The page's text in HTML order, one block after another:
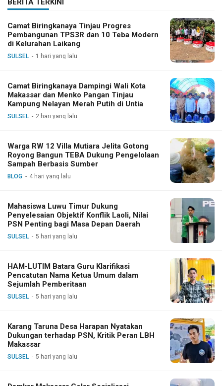
BERITA TERKINI
Camat Biringkanaya Tinjau Progres
Pembangunan TPS3R dan 10 Teba Modern
di Kelurahan Laikang
SULSEL 1 hari yang lalu
Camat Biringkanaya Dampingi Wali Kota
Makassar dan Menko Pangan Tinjau
Kampung Nelayan Merah Putih di Untia
SULSEL 2 hari yang lalu
Warga RW 12 Villa Mutiara Jelita Gotong
Royong Bangun TEBA Dukung Pengelolaan
Sampah Berbasis Sumber
BLOG 4 hari yang lalu
Mahasiswa Luwu Timur Dukung
Penyelesaian Objektif Konflik Laoli, Nilai
PSN Penting bagi Masa Depan Daerah
SULSEL 5 hari yang lalu
HAM-LUTIM Batara Guru Klarifikasi
Pencatutan Nama Ketua Umum dalam
Sejumlah Pemberitaan
SULSEL 5 hari yang lalu
Karang Taruna Desa Harapan Nyatakan
Dukungan terhadap PSN, Kritik Peran LBH
Makassar
SULSEL 5 hari yang lalu